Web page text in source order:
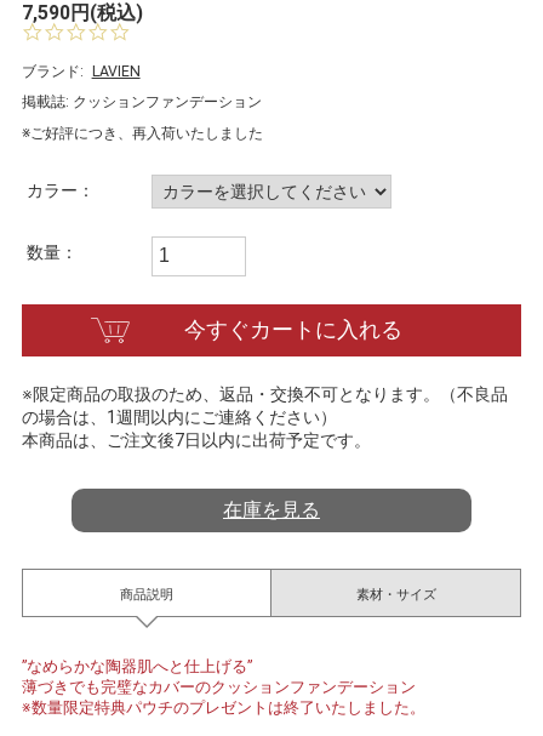
7,590円(税込)
0.
s
t
a
r
ブランド:
LAVIEN
掲載誌: クッションファンデーション
※ご好評につき、再入荷いたしました
カラー：
数量：
今すぐカートに入れる
※限定商品の取扱のため、返品・交換不可となります。（不良品
の場合は、1週間以内にご連絡ください）
本商品は、ご注文後7日以内に出荷予定です。
在庫を見る
商品説明
”なめらかな陶器肌へと仕上げる”
薄づきでも完璧なカバーのクッションファンデーション
※数量限定特典パウチのプレゼントは終了いたしました。
素材・サイズ